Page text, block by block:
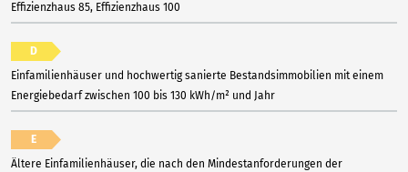
Effizienzhaus 85, Effizienzhaus 100
D
Einfamilienhäuser und hochwertig sanierte Bestandsimmobilien mit einem
Energiebedarf zwischen 100 bis 130 kWh/m² und Jahr
E
Ältere Einfamilienhäuser, die nach den Mindestanforderungen der